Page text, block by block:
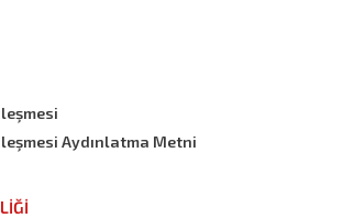
Aydınlatma Metni